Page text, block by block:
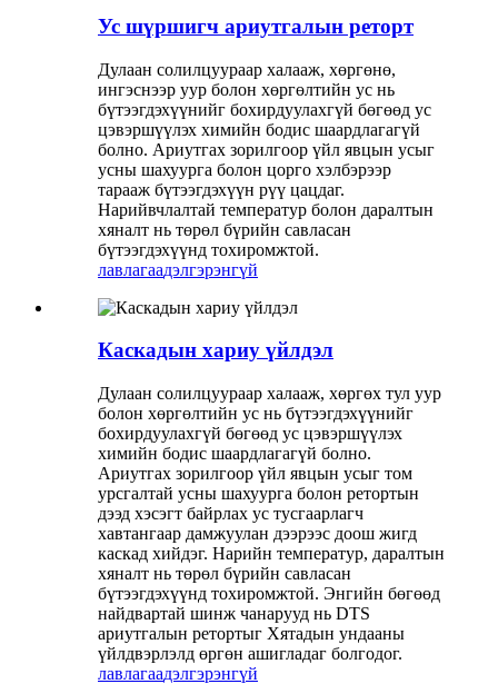
Ус шүршигч ариутгалын реторт
Дулаан солилцуураар халааж, хөргөнө,
ингэснээр уур болон хөргөлтийн ус нь
бүтээгдэхүүнийг бохирдуулахгүй бөгөөд ус
цэвэршүүлэх химийн бодис шаардлагагүй
болно. Ариутгах зорилгоор үйл явцын усыг
усны шахуурга болон цорго хэлбэрээр
тарааж бүтээгдэхүүн рүү цацдаг.
Нарийвчлалтай температур болон даралтын
хяналт нь төрөл бүрийн савласан
бүтээгдэхүүнд тохиромжтой.
лавлагаадэлгэрэнгүй
Каскадын хариу үйлдэл
Дулаан солилцуураар халааж, хөргөх тул уур
болон хөргөлтийн ус нь бүтээгдэхүүнийг
бохирдуулахгүй бөгөөд ус цэвэршүүлэх
химийн бодис шаардлагагүй болно.
Ариутгах зорилгоор үйл явцын усыг том
урсгалтай усны шахуурга болон ретортын
дээд хэсэгт байрлах ус тусгаарлагч
хавтангаар дамжуулан дээрээс доош жигд
каскад хийдэг. Нарийн температур, даралтын
хяналт нь төрөл бүрийн савласан
бүтээгдэхүүнд тохиромжтой. Энгийн бөгөөд
найдвартай шинж чанарууд нь DTS
ариутгалын ретортыг Хятадын ундааны
үйлдвэрлэлд өргөн ашигладаг болгодог.
лавлагаадэлгэрэнгүй